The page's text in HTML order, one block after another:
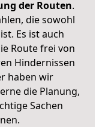
der Routen.
die sowohl
Es ist auch
Route frei von
Hindernissen
haben wir
die Planung,
Sachen